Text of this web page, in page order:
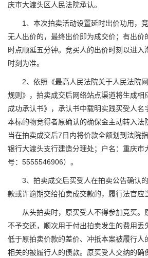
庆市大渡头区人民法院承认。
1、本次拍卖活动设置延时出价功用，竞
无人出价的，最终出价即为成交价；有出价
时点顺延五分钟。竞买人的出价时刻以进入
时刻为准。
2、依照《最高人民法院关于人民法院网
规则》，拍卖成交后网络站点渠道将生成相
成功承认书》，承认书中载明实践买受人名
本标的物竞得者原确认的确保金主动转入法
当在拍卖成交后7日内将价款全额划到法院
银行大渡头支行建造分理处；户名：重庆市
号：5555546906）。
3、拍卖成交后买受人在拍卖公告确认的
款或许逾期交给拍卖成交款的，履行法官应
从头拍卖时，原买受人不得参加竞买。
不予交还，顺次用于付出拍卖发生的费用丢
低于原拍卖价款的差价、冲抵本案被履行人
相关的被履行人的债款。原买受人交纳的确